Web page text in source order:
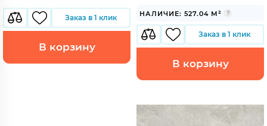
Заказ в 1 клик
В корзину
НАЛИЧИЕ: 527.04 М²
Заказ в 1 клик
В корзину